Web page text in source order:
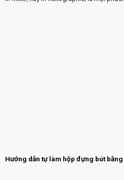
Hướng dẫn tự làm hộp đựng bút